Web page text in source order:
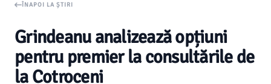
ÎNAPOI LA ȘTIRI
Grindeanu analizează opțiuni
pentru premier la consultările de
la Cotroceni